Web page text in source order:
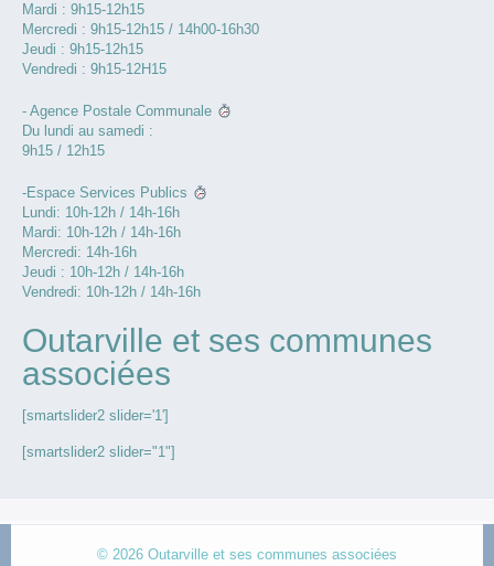
Mardi : 9h15-12h15
Mercredi : 9h15-12h15 / 14h00-16h30
Jeudi : 9h15-12h15
Vendredi : 9h15-12H15
- Agence Postale Communale
Du lundi au samedi :
9h15 / 12h15
-Espace Services Publics
Lundi: 10h-12h / 14h-16h
Mardi: 10h-12h / 14h-16h
Mercredi: 14h-16h
Jeudi : 10h-12h / 14h-16h
Vendredi: 10h-12h / 14h-16h
Outarville et ses communes
associées
[smartslider2 slider='1']
[smartslider2 slider="1"]
© 2026 Outarville et ses communes associées